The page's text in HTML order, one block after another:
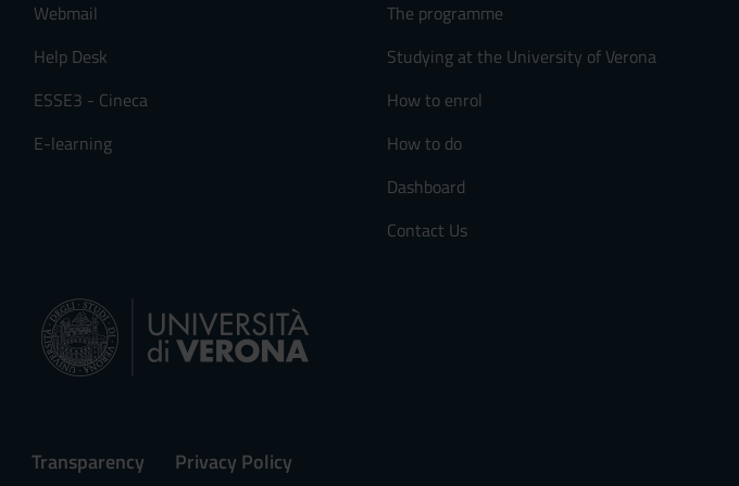
Webmail
Help Desk
ESSE3 - Cineca
E-learning
The programme
Studying at the University of Verona
How to enrol
How to do
Dashboard
Contact Us
Transparency Privacy Policy